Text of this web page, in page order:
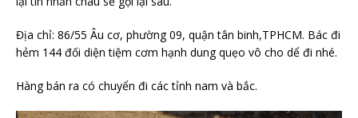
Địa chỉ: 86/55 Âu cơ, phường 09, quận tân binh,TPHCM. Bác đi
hẻm 144 đối diện tiệm cơm hạnh dung quẹo vô cho dể đi nhé.
Hàng bán ra có chuyển đi các tỉnh nam và bắc.